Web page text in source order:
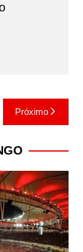
Próximo